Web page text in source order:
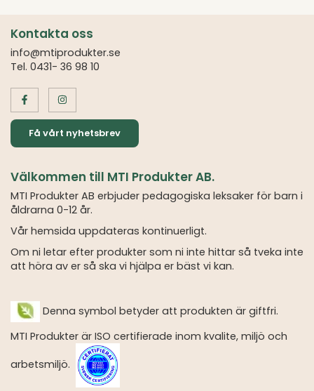
Kontakta oss
info@mtiprodukter.se
Tel. 0431- 36 98 10
Få vårt nyhetsbrev
Välkommen till MTI Produkter AB.
MTI Produkter AB erbjuder pedagogiska leksaker för barn i
åldrarna 0-12 år.
Vår hemsida uppdateras kontinuerligt.
Om ni letar efter produkter som ni inte hittar så tveka inte
att höra av er så ska vi hjälpa er bäst vi kan.
Denna symbol betyder att produkten är giftfri.
MTI Produkter är ISO certifierade inom kvalite, miljö och
arbetsmiljö.